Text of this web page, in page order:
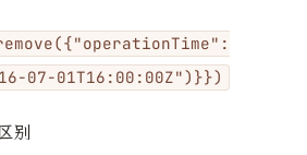
07-01T16:00:00Z")}})
别